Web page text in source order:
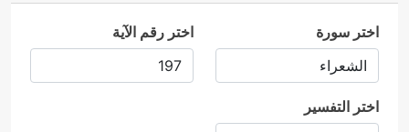
اختر سورة اختر رقم الآية
اختر التفسير